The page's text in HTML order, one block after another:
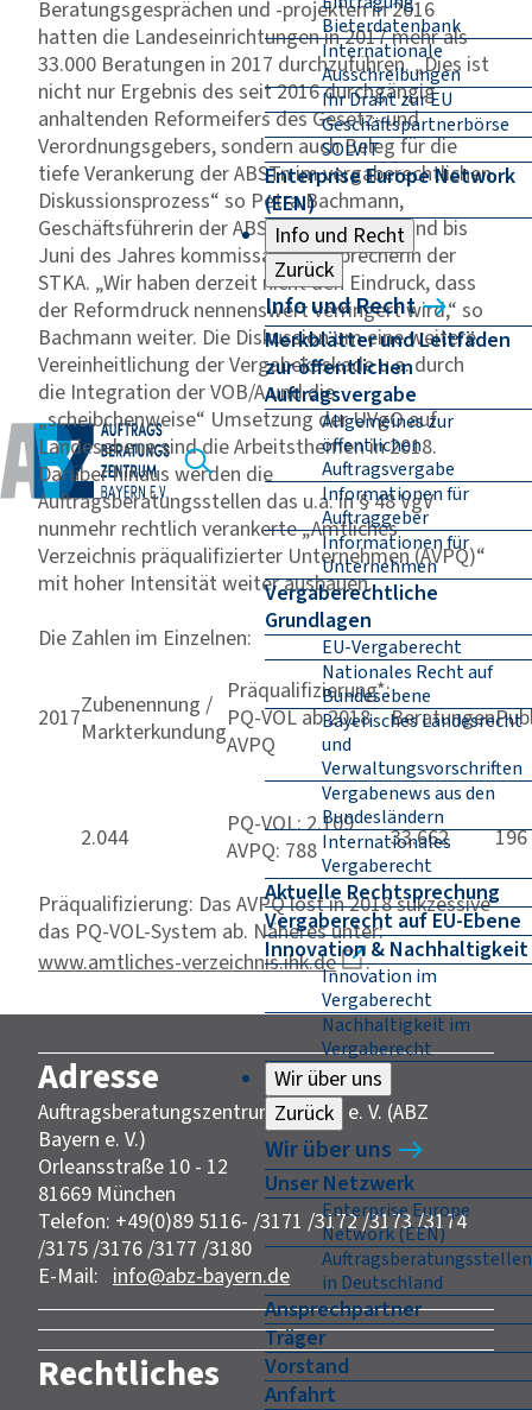
Bieterdatenbank
Internationale
Ausschreibungen
Ihr Draht zur EU
Geschäftspartnerbörse
SOLVIT
Enterprise Europe Network
(EEN)
Info und Recht
Zurück
Info und Recht
Merkblätter und Leitfäden
zur öffentlichen
Auftragsvergabe
Allgemeines zur
öffentlichen
Auftragsvergabe
Informationen für
Auftraggeber
Informationen für
Unternehmen
Vergaberechtliche
Grundlagen
EU-Vergaberecht
Nationales Recht auf
Bundesebene
Bayerisches Landesrecht
und
Verwaltungsvorschriften
Vergabenews aus den
Bundesländern
Internationales
Vergaberecht
Aktuelle Rechtsprechung
Vergaberecht auf EU-Ebene
Innovation & Nachhaltigkeit
Innovation im
Vergaberecht
Nachhaltigkeit im
Vergaberecht
Wir über uns
Zurück
Wir über uns
Unser Netzwerk
Enterprise Europe
Network (EEN)
Auftragsberatungsstellen
in Deutschland
Ansprechpartner
Träger
Vorstand
Anfahrt
Beratungsgesprächen und -projekten in 2016
hatten die Landeseinrichtungen in 2017 mehr als
33.000 Beratungen in 2017 durchzuführen. „Dies ist
nicht nur Ergebnis des seit 2016 durchgängig
anhaltenden Reformeifers des Gesetz- und
Verordnungsgebers, sondern auch Beleg für die
tiefe Verankerung der ABSTn im vergaberechtlichen
Diskussionsprozess“ so Petra Bachmann,
Geschäftsführerin der ABST Brandenburg und bis
Juni des Jahres kommissarische Sprecherin der
STKA. „Wir haben derzeit nicht den Eindruck, dass
der Reformdruck nennenswert verringert wird,“ so
Bachmann weiter. Die Diskussion um eine weitere
Vereinheitlichung der Vergabekaskade u.a. durch
die Integration der VOB/A und die
„scheibchenweise“ Umsetzung der UVgO auf
Landesebene sind die Arbeitsthemen in 2018.
Darüber hinaus werden die
Auftragsberatungsstellen das u.a. in § 48 VgV
nunmehr rechtlich verankerte „Amtliches
Verzeichnis präqualifizierter Unternehmen (AVPQ)“
mit hoher Intensität weiter ausbauen.
Die Zahlen im Einzelnen:
2017Zubenennung /
Markterkundung
Präqualifizierung*:
PQ-VOL ab 2018
AVPQ
Beratungen
2.044
PQ-VOL: 2.109
AVPQ: 788
33.662 196
Präqualifizierung: Das AVPQ löst in 2018 sukzessive
das PQ-VOL-System ab. Näheres unter:
www.amtliches-verzeichnis.ihk.de
.
Adresse
Auftragsberatungszentrum Bayern e. V. (ABZ
Bayern e. V.)
Orleansstraße 10 - 12
81669 München
Telefon: +49(0)89 5116- /3171 /3172 /3173 /3174
/3175 /3176 /3177 /3180
E-Mail: info@abz-bayern.de
Rechtliches